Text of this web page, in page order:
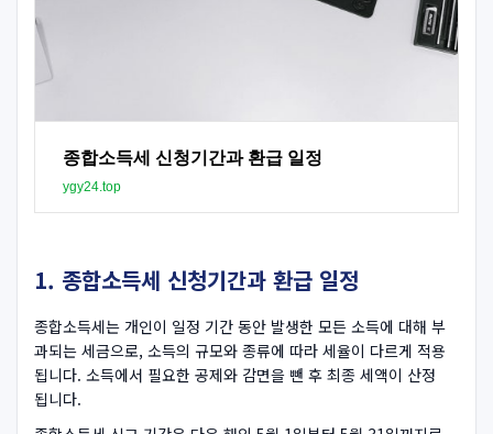
종합소득세 신청기간과 환급 일정
ygy24.top
1. 종합소득세 신청기간과 환급 일정
종합소득세는 개인이 일정 기간 동안 발생한 모든 소득에 대해 부
과되는 세금으로, 소득의 규모와 종류에 따라 세율이 다르게 적용
됩니다. 소득에서 필요한 공제와 감면을 뺀 후 최종 세액이 산정
됩니다.